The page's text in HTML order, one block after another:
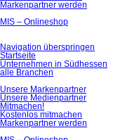
Markenpartner werden
MIS – Onlineshop
Navigation überspringen
Startseite
Unternehmen in Südhessen
alle Branchen
Unsere Markenpartner
Unsere Medienpartner
Mitmachen!
Kostenlos mitmachen
Markenpartner werden